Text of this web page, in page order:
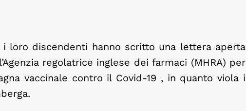
i loro discendenti hanno scritto una lettera aperta
regolatrice inglese dei farmaci (MHRA) per
vaccinale contro il Covid-19 , in quanto viola i